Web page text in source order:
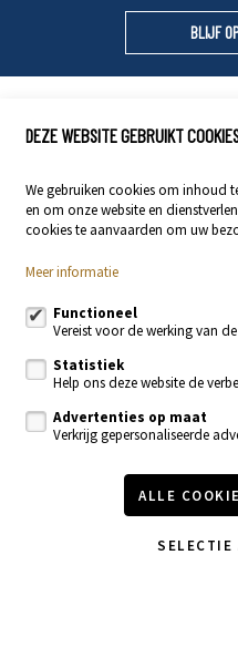
BLIJF
Locals Vastgoed
9400 Ninove
054 23 53 83
Volg ons op:
Te huur Nieuwbouw
DEZE WEBSITE GEBRUIKT
We gebruiken cookies om inhoud
en om onze website en
cookies te aanvaarden om uw
Meer informatie
Functioneel
Vereist voor de werking van
Statistiek
Help ons deze website de
Advertenties op maat
Verkrijg gepersonaliseerde
ALLE
SELECTIE